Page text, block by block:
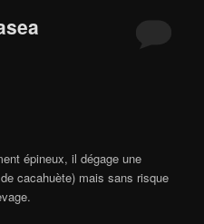
épineux, il dégage une
cacahuète) mais sans risque